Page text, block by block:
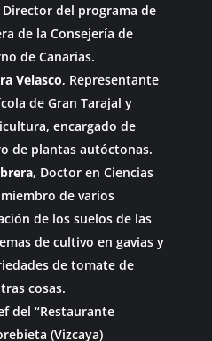
Director del programa de
de la Consejería de
de Canarias.
Velasco, Representante
de Gran Tarajal y
encargado de
de plantas autóctonas.
, Doctor en Ciencias
de varios
de los suelos de las
de cultivo en gavias y
de tomate de
cosas.
del “Restaurante
(Vizcaya)